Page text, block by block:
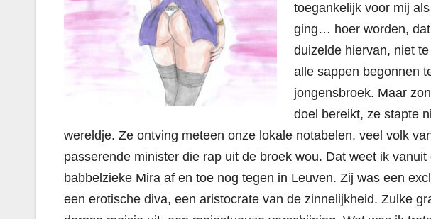
toegankelijk voor mij
ging… hoer worden,
duizelde hiervan, niet
alle sappen begonnen
jongensbroek. Maar
doel bereikt, ze stapte
wereldje. Ze ontving meteen onze lokale notabelen, veel volk
passerende minister die rap uit de broek wou. Dat weet ik
babbelzieke Mira af en toe nog tegen in Leuven. Zij was een
een erotische diva, een aristocrate van de zinnelijkheid. Zulke